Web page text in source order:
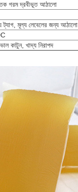
গরম দ্রবীভূত আঠালো
ট্যাগ, মূল্য লেবেলের জন্য আঠালো
কাটুন, খাদ্য নিরাপদ